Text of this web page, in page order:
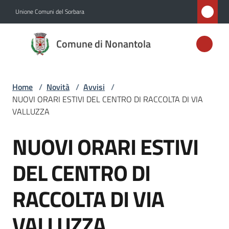
Unione Comuni del Sorbara
Comune di Nonantola
Comune di
Nonantola
Amministrazione
Servizi
Vivere
Nonantola
Home / Novità / Avvisi /
NUOVI ORARI ESTIVI DEL CENTRO DI RACCOLTA DI VIA
VALLUZZA
Salta al contenuto
NUOVI ORARI ESTIVI
DEL CENTRO DI
RACCOLTA DI VIA